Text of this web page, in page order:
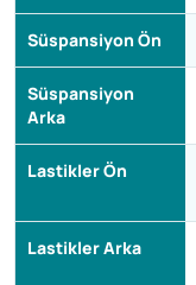
Süspansiyon Ön
Süspansiyon
Arka
Lastikler Ön
Lastikler Arka